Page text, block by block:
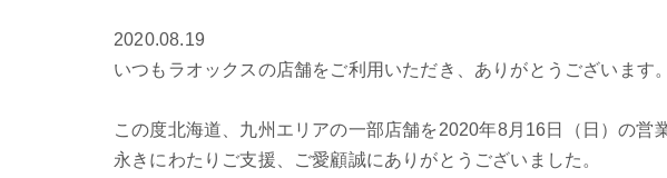
2020.08.19
いつもラオックスの店舗をご利用いただき、ありがとうございます。
この度北海道、九州エリアの一部店舗を2020年8月16日（日）の営
永きにわたりご支援、ご愛顧誠にありがとうございました。